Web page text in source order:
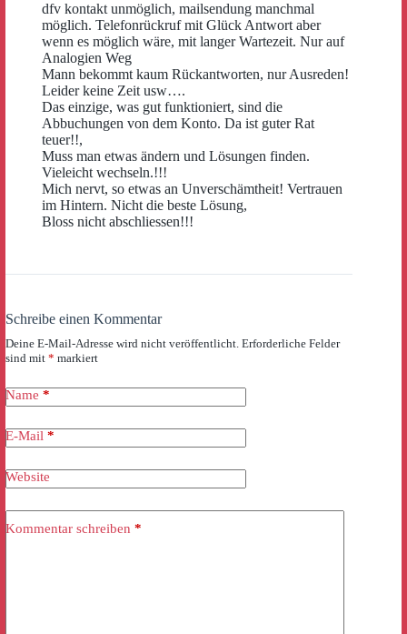
dfv kontakt unmöglich, mailsendung manchmal
möglich. Telefonrückruf mit Glück Antwort aber
wenn es möglich wäre, mit langer Wartezeit. Nur auf
Analogien Weg
Mann bekommt kaum Rückantworten, nur Ausreden!
Leider keine Zeit usw….
Das einzige, was gut funktioniert, sind die
Abbuchungen von dem Konto. Da ist guter Rat
teuer!!,
Muss man etwas ändern und Lösungen finden.
Vieleicht wechseln.!!!
Mich nervt, so etwas an Unverschämtheit! Vertrauen
im Hintern. Nicht die beste Lösung,
Bloss nicht abschliessen!!!
Schreibe einen Kommentar
Deine E-Mail-Adresse wird nicht veröffentlicht. Erforderliche Felder
sind mit * markiert
Name *
E-Mail *
Website
Kommentar schreiben *